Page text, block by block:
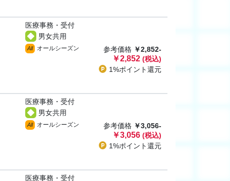
医療事務・受付
男女共用
All オールシーズン 参考価格 ￥2,852-
￥2,852 (税込)
1%ポイント還元
医療事務・受付
男女共用
All オールシーズン 参考価格 ￥3,056-
￥3,056 (税込)
1%ポイント還元
医療事務・受付